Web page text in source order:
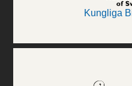
Kungliga